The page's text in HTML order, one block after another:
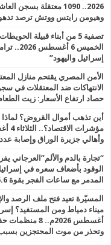
وهيومن رايتس ووتش ترصد
تصفية 5 من أبناء قبيلة
الخميس
إسرائيل واليهود”
الأمن المصري يقتحم منازل
حصاد ارتفاع الأسعار: زيت
أين تذهب أموال القروض؟
وأهالي جزيرة الوراق وإصابة
المدمر مع ساعات الفجر بقوة 5.6 درجات وتوابع مرعبة تهز المحافظات
وتحذر من موت المحتجزين